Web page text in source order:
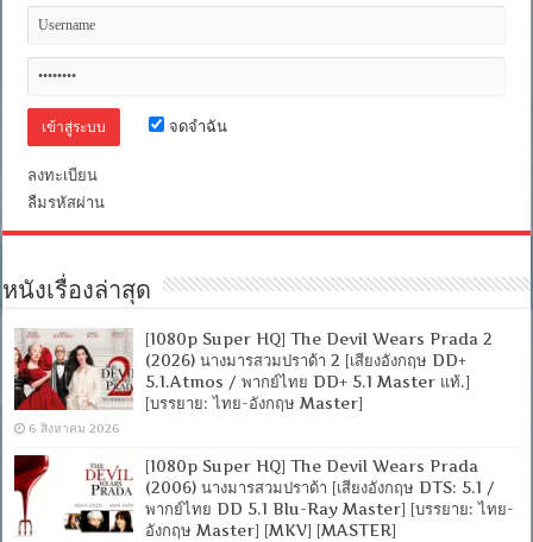
จดจำฉัน
ลงทะเบียน
ลืมรหัสผ่าน
หนังเรื่องล่าสุด
[1080p Super HQ] The Devil Wears Prada 2
(2026) นางมารสวมปราด้า 2 [เสียงอังกฤษ DD+
5.1.Atmos / พากย์ไทย DD+ 5.1 Master แท้.]
[บรรยาย: ไทย-อังกฤษ Master]
6 สิงหาคม 2026
[1080p Super HQ] The Devil Wears Prada
(2006) นางมารสวมปราด้า [เสียงอังกฤษ DTS: 5.1 /
พากย์ไทย DD 5.1 Blu-Ray Master] [บรรยาย: ไทย-
อังกฤษ Master] [MKV] [MASTER]